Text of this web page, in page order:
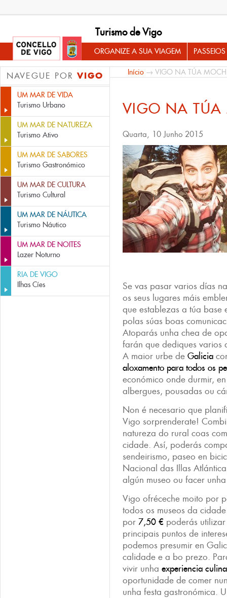
Turismo de Vigo
ORGANIZE A SUA VIAGEM
NAVEGUE POR VIGO
UM MAR DE VIDA
Turismo Urbano
UM MAR DE NATUREZA
Turismo Ativo
UM MAR DE SABORES
Turismo Gastronómico
UM MAR DE CULTURA
Turismo Cultural
UM MAR DE NÁUTICA
Turismo Náutico
UM MAR DE NOITES
Lazer Noturno
RIA DE VIGO
Ilhas Cíes
Início → VIGO NA TÚA
VIGO NA TÚA
Quarta, 10 Junho 2015
Se vas pasar varios días
os seus lugares máis
que establezas a túa base
polas súas boas
Atoparás unha chea de
farán que dediques varios
A maior urbe de Galicia
aloxamento para todos os
económico onde durmir,
albergues, pousadas ou
Non é necesario que
Vigo sorprenderate!
natureza do rural coas
cidade. Así, poderás
sendeirismo, paseo en
Nacional das Illas
algún museo ou facer
Vigo ofréceche moito por
todos os museos da
por 7,50 € poderás
principais puntos de
podemos presumir en
calidade e a bo prezo.
vivir unha experiencia
oportunidade de comer
unha festa gastronómica.